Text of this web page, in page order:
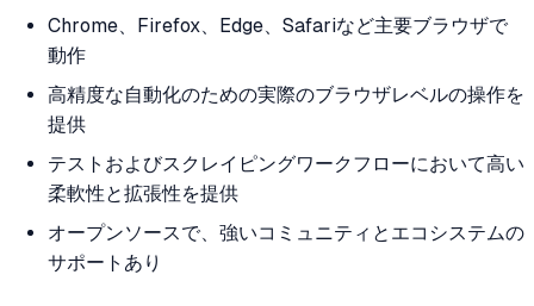
Chrome、Firefox、Edge、Safariなど主要ブラウザで
動作
高精度な自動化のための実際のブラウザレベルの操作を
提供
テストおよびスクレイピングワークフローにおいて高い
柔軟性と拡張性を提供
オープンソースで、強いコミュニティとエコシステムの
サポートあり